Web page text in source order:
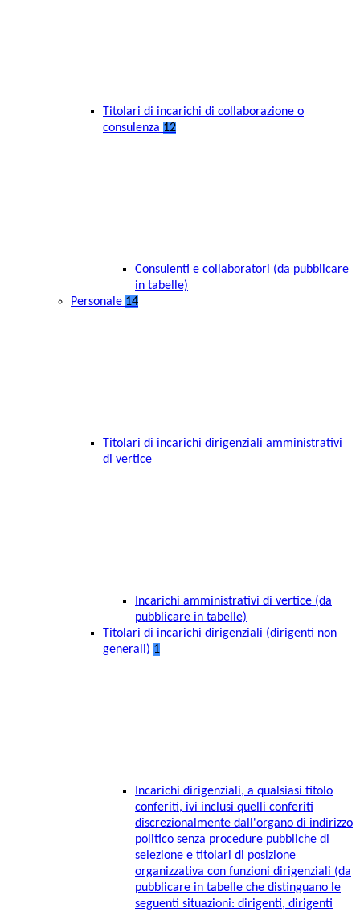
Titolari di incarichi di collaborazione o
consulenza 12
Consulenti e collaboratori (da pubblicare
in tabelle)
Personale 14
Titolari di incarichi dirigenziali amministrativi
di vertice
Incarichi amministrativi di vertice (da
pubblicare in tabelle)
Titolari di incarichi dirigenziali (dirigenti non
generali) 1
Incarichi dirigenziali, a qualsiasi titolo
conferiti, ivi inclusi quelli conferiti
discrezionalmente dall'organo di indirizzo
politico senza procedure pubbliche di
selezione e titolari di posizione
organizzativa con funzioni dirigenziali (da
pubblicare in tabelle che distinguano le
seguenti situazioni: dirigenti, dirigenti